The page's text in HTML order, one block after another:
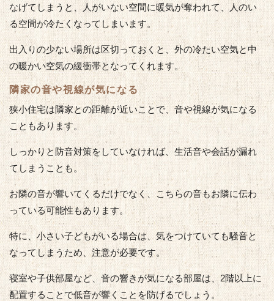
なげてしまうと、人がいない空間に暖気が奪われて、人のい
る空間が冷たくなってしまいます。
出入りの少ない場所は区切っておくと、外の冷たい空気と中
の暖かい空気の緩衝帯となってくれます。
隣家の音や視線が気になる
狭小住宅は隣家との距離が近いことで、音や視線が気になる
こともあります。
しっかりと防音対策をしていなければ、生活音や会話が漏れ
てしまうことも。
お隣の音が響いてくるだけでなく、こちらの音もお隣に伝わ
っている可能性もあります。
特に、小さい子どもがいる場合は、気をつけていても騒音と
なってしまうため、注意が必要です。
寝室や子供部屋など、音の響きが気になる部屋は、2階以上に
配置することで低音が響くことを防げるでしょう。